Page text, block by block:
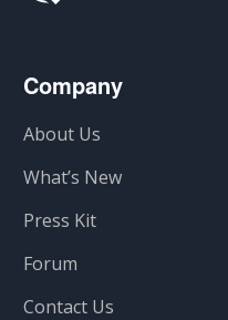
Company
About Us
What’s New
Press Kit
Forum
Contact Us